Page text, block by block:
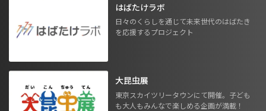
はばたけラボ
日々のくらしを通じて未来世代のはばたき
を応援するプロジェクト
大昆虫展
東京スカイツリータウンにて開催。子ども
も大人もみんなで楽しめる企画が満載！